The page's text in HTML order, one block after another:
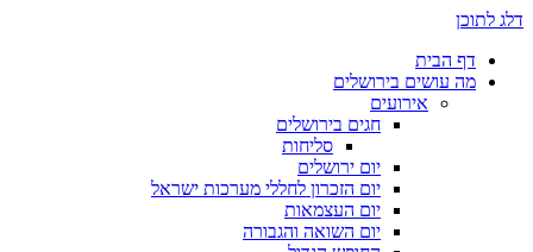
דלג לתוכן
דף הבית
מה עושים בירושלים
אירועים
חגים בירושלים
סליחות
יום ירושלים
יום הזכרון לחללי מערכות ישראל
יום העצמאות
יום השואה והגבורה